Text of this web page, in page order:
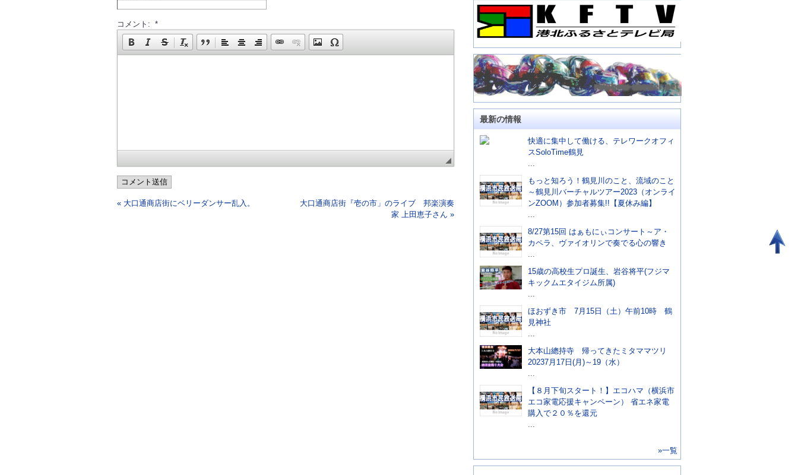
コメント: *
コメント送信
« 大口通商店街にベリーダンサー乱入。
大口通商店街『壱の市」のライブ 邦楽演奏
家 上田恵子さん »
最新の情報
快適に集中して働ける、テレワークオフィ
スSoloTime鶴見
...
もっと知ろう！鶴見川のこと、流域のこと
～鶴見川バーチャルツアー2023（オンライ
ンZOOM）参加者募集!!【夏休み編】
...
8/27第15回 はぁもにぃコンサート～ア・
カペラ、ヴァイオリンで奏でる心の響き
...
15歳の高校生プロ誕生、岩谷将平(フジマ
キックムエタイジム所属)
...
ほおずき市 7月15日（土）午前10時 鶴
見神社
...
大本山總持寺 帰ってきたミタママツリ
20237月17日(月)～19（水）
...
【８月下旬スタート！】エコハマ（横浜市
エコ家電応援キャンペーン） 省エネ家電
購入で２０％を還元
...
»一覧